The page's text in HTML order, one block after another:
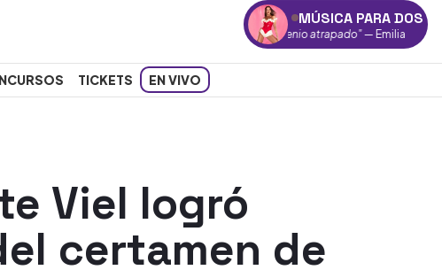
MÚSICA PARA DOS
"Genio atrapado"— Emilia
TICKETS EN VIVO
Viel logró
certamen de